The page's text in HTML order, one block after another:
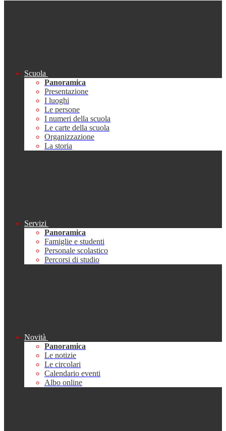
Scuola
Panoramica
Presentazione
I luoghi
Le persone
I numeri della scuola
Le carte della scuola
Organizzazione
La storia
Servizi
Panoramica
Famiglie e studenti
Personale scolastico
Percorsi di studio
Novità
Panoramica
Le notizie
Le circolari
Calendario eventi
Albo online